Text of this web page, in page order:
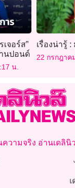
เจอร์ส”
นปอนด์
น.
เรื่องน่ารู้
22 กรกฎาค
ความจริง อ่านเดลินิ